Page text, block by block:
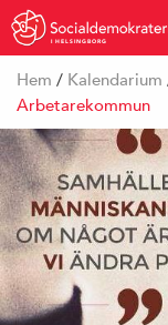
I HELSINGBORG
Hem / Kalendarium
Arbetarekommun